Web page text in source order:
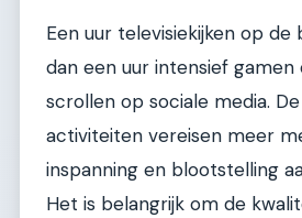
Een uur televisiekijken op de
dan een uur intensief gamen
scrollen op sociale media.
activiteiten vereisen meer
inspanning en blootstelling
Het is belangrijk om de